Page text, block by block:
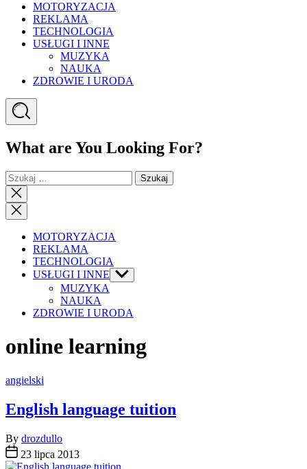
MOTORYZACJA
REKLAMA
TECHNOLOGIA
USŁUGI I INNE
MUZYKA
NAUKA
ZDROWIE I URODA
Search
What are You Looking For?
Szukaj:
Close
search
Close
Menu
MOTORYZACJA
REKLAMA
TECHNOLOGIA
USŁUGI I INNE Show
sub
MUZYKA
NAUKA
ZDROWIE I URODA
online learning
Categories
angielski
English language tuition
By drozdullo
23 lipca 2013